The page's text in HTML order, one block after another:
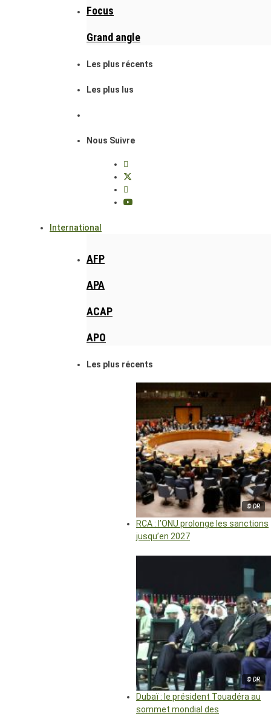
Focus
Grand angle
Les plus récents
Les plus lus
Nous Suivre
International
AFP
APA
ACAP
APO
Les plus récents
© DR
RCA : l’ONU prolonge les sanctions
jusqu’en 2027
© DR
Dubaï : le président Touadéra au
sommet mondial des